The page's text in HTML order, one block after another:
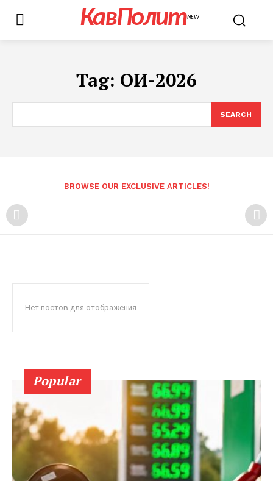
КавПолитNEW
Tag: ОИ-2026
SEARCH
BROWSE OUR EXCLUSIVE ARTICLES!
Нет постов для отображения
Popular